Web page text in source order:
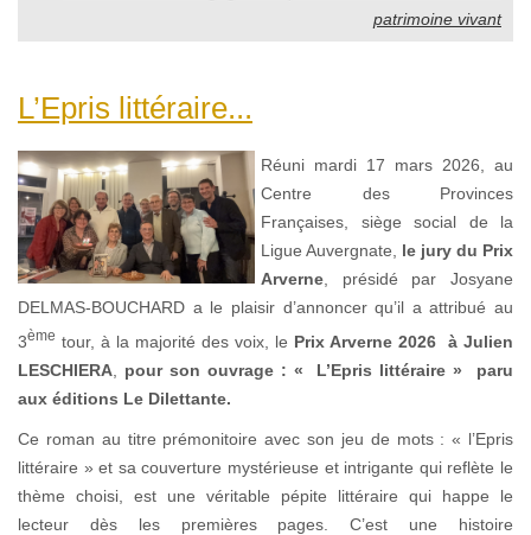
patrimoine vivant
L’Epris littéraire...
Réuni mardi 17 mars 2026, au
Centre des Provinces
Françaises, siège social de la
Ligue Auvergnate, le jury du Prix
Arverne , présidé par Josyane
DELMAS-BOUCHARD a le plaisir d’annoncer qu’il a attribué au
3ème tour, à la majorité des voix, le Prix Arverne 2026 à Julien
LESCHIERA
pour son ouvrage : « L’Epris littéraire » paru
aux éditions Le Dilettante.
Ce roman au titre prémonitoire avec son jeu de mots : « l’Epris
littéraire » et sa couverture mystérieuse et intrigante qui reflète le
thème choisi, est une véritable pépite littéraire qui happe le
lecteur dès les premières pages. C’est une histoire